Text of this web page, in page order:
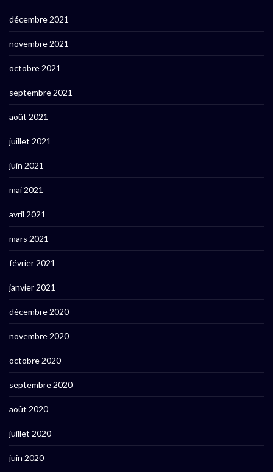
décembre 2021
novembre 2021
octobre 2021
septembre 2021
août 2021
juillet 2021
juin 2021
mai 2021
avril 2021
mars 2021
février 2021
janvier 2021
décembre 2020
novembre 2020
octobre 2020
septembre 2020
août 2020
juillet 2020
juin 2020